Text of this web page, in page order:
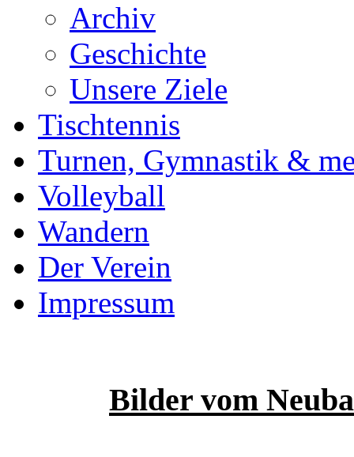
Archiv
Geschichte
Unsere Ziele
Tischtennis
Turnen, Gymnastik &
Volleyball
Wandern
Der Verein
Impressum
Bilder vom